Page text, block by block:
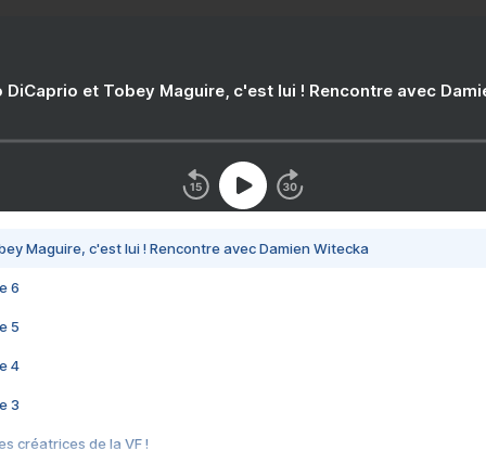
DiCaprio et Tobey Maguire, c'est lui ! Rencontre avec
Maguire, c'est lui ! Rencontre avec Damien Witecka
6
5
4
3
créatrices de la VF !